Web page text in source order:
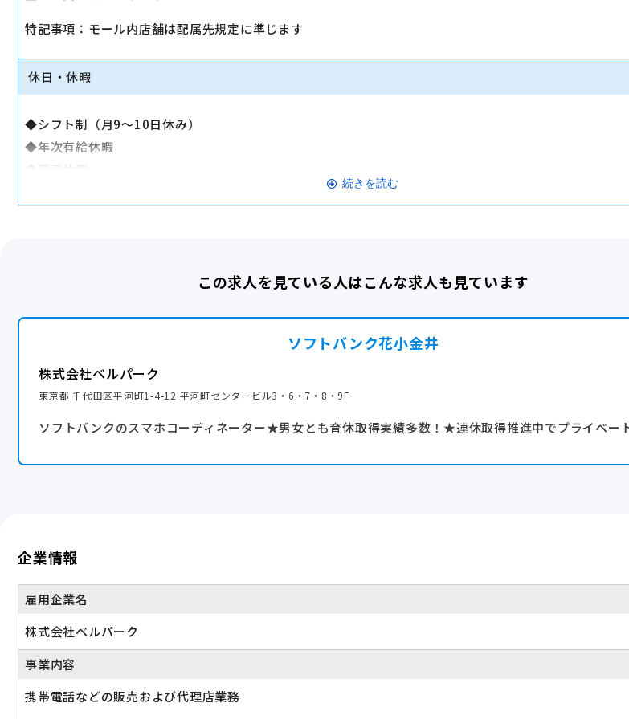
◆退職金制度
◆選択制ライフプラン積立金
◆制服貸与
◆リロクラブ
└テーマパーク・映画・スポーツジム・旅行の優待など
◆全社イベント
└ビアパーティー、クリスマスパーティーなど
└2024年は韓国または国内旅行の選択制
└ 個人実績に応じてポイントを付与。貯めたポイントはPayPayと交換
産休・育休実績あり
特記事項：モール内店舗は配属先規定に準じます
休日・休暇
◆シフト制（月9～10日休み）
◆年次有給休暇
◆慶弔休暇
◆時短勤務 ※社内規定あり
◆子どもの看護休暇
116日
続きを読む
この求人を見ている人はこんな求人も見ています
ソフトバンク花小金井
株式会社ベルパーク
東京都 千代田区平河町1-4-12 平河町センタービル3・6・7・8・9F
ソフトバンクのスマホコーディネーター★男女とも育休取得実績多数！★連休取得推進中でプライベー
企業情報
雇用企業名
株式会社ベルパーク
事業内容
携帯電話などの販売および代理店業務